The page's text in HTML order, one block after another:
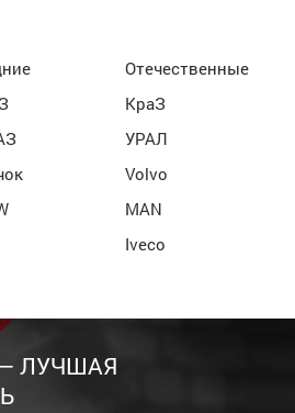
Отечественные
КраЗ
УРАЛ
Volvo
MAN
Iveco
ЛУЧШАЯ